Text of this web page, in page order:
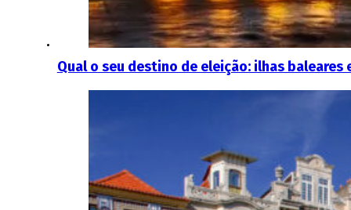
Qual o seu destino de eleição: ilhas